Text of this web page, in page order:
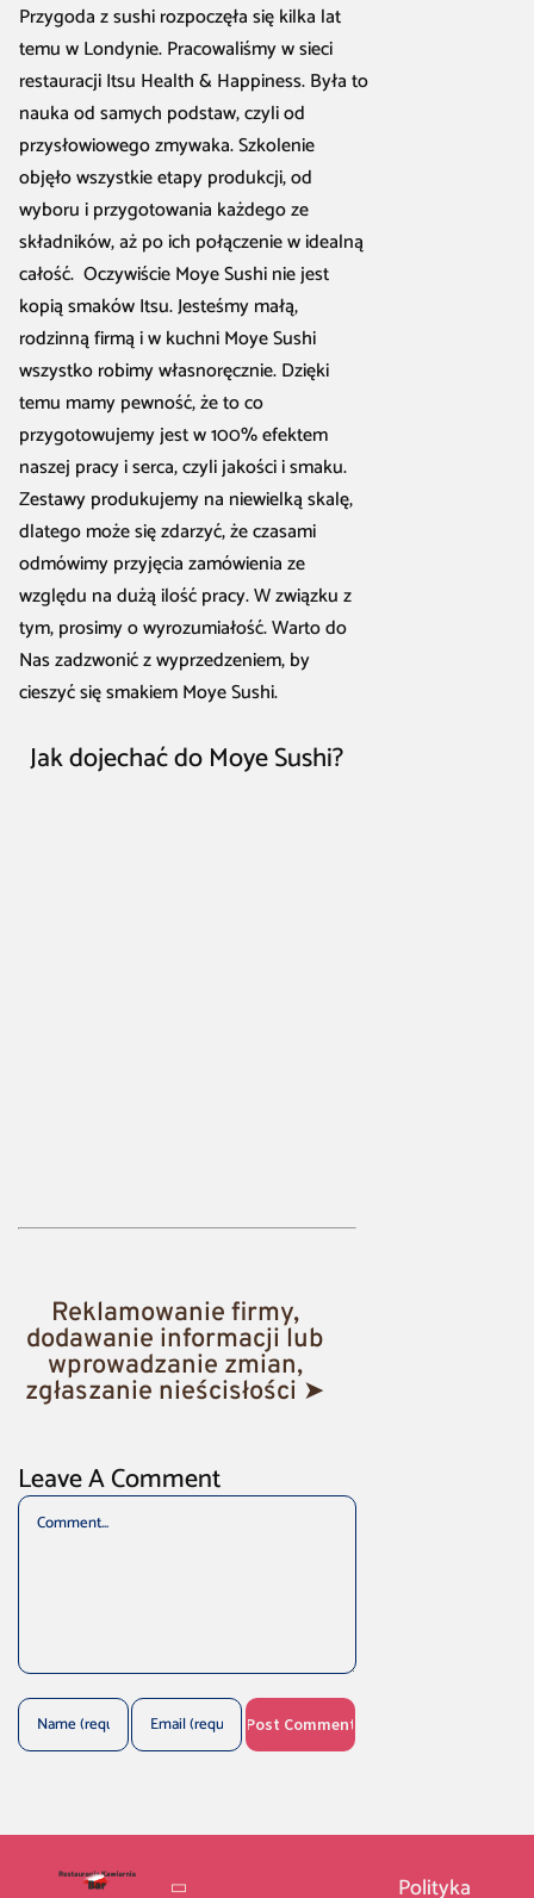
Przygoda z sushi rozpoczęła się kilka lat
temu w Londynie. Pracowaliśmy w sieci
restauracji Itsu Health & Happiness. Była to
nauka od samych podstaw, czyli od
przysłowiowego zmywaka. Szkolenie
objęło wszystkie etapy produkcji, od
wyboru i przygotowania każdego ze
składników, aż po ich połączenie w idealną
całość. Oczywiście Moye Sushi nie jest
kopią smaków Itsu. Jesteśmy małą,
rodzinną firmą i w kuchni Moye Sushi
wszystko robimy własnoręcznie. Dzięki
temu mamy pewność, że to co
przygotowujemy jest w 100% efektem
naszej pracy i serca, czyli jakości i smaku.
Zestawy produkujemy na niewielką skalę,
dlatego może się zdarzyć, że czasami
odmówimy przyjęcia zamówienia ze
względu na dużą ilość pracy. W związku z
tym, prosimy o wyrozumiałość. Warto do
Nas zadzwonić z wyprzedzeniem, by
cieszyć się smakiem Moye Sushi.
Jak dojechać do Moye Sushi?
Reklamowanie firmy,
dodawanie informacji lub
wprowadzanie zmian,
zgłaszanie nieścisłości ➤
Leave A Comment
Comment
Polityka